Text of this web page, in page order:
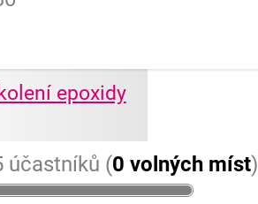
epoxidy
účastníků (0 volných míst)